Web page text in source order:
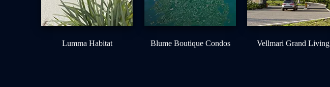
Lumma Habitat Blume Boutique Condos Vellmari Grand Living